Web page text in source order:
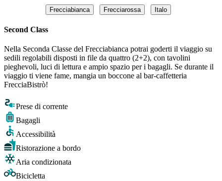
Frecciabianca Frecciarossa Italo
Second Class
Nella Seconda Classe del Frecciabianca potrai goderti il viaggio su
sedili regolabili disposti in file da quattro (2+2), con tavolini
pieghevoli, luci di lettura e ampio spazio per i bagagli. Se durante il
viaggio ti viene fame, mangia un boccone al bar-caffetteria
FrecciaBistrò!
Prese di corrente
Bagagli
Accessibilità
Ristorazione a bordo
Aria condizionata
Bicicletta